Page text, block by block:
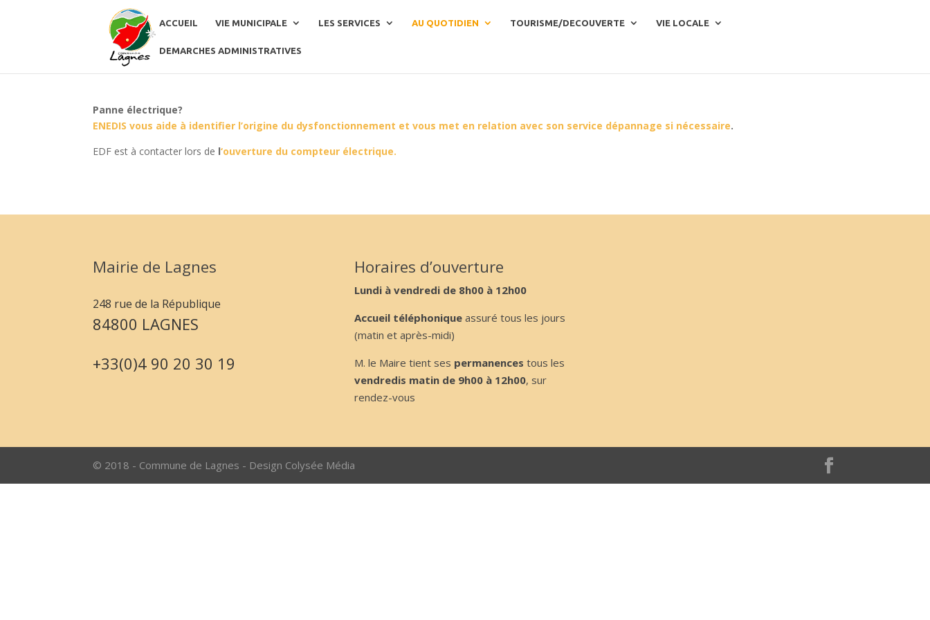
ACCUEIL VIE MUNICIPALE LES SERVICES AU QUOTIDIEN TOURISME/DECOUVERTE VIE LOCALE
DEMARCHES ADMINISTRATIVES
Panne électrique?
ENEDIS vous aide à identifier l’origine du dysfonctionnement et vous met en relation avec son service dépannage si nécessaire.
EDF est à contacter lors de l‘ouverture du compteur électrique.
Mairie de Lagnes
248 rue de la République
84800 LAGNES
+33(0)4 90 20 30 19
Horaires d’ouverture
Lundi à vendredi de 8h00 à 12h00
Accueil téléphonique assuré tous les jours
(matin et après-midi)
M. le Maire tient ses permanences tous les
vendredis matin de 9h00 à 12h00, sur
rendez-vous
© 2018 - Commune de Lagnes - Design Colysée Média